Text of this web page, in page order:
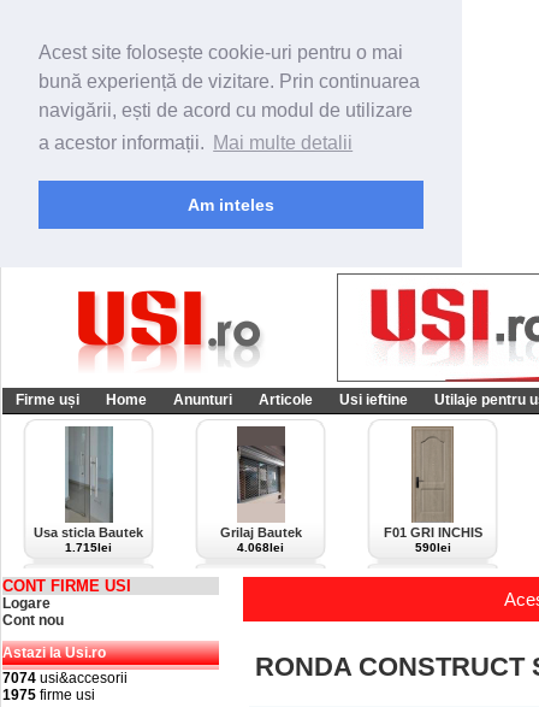
Acest site folosește cookie-uri pentru o mai
bună experiență de vizitare. Prin continuarea
navigării, ești de acord cu modul de utilizare
a acestor informații. Mai multe detalii
Am inteles
Firme uși Home Anunturi Articole Usi ieftine Utilaje pentru
Usa sticla Bautek
1.715lei
Grilaj Bautek
4.068lei
F01 GRI INCHIS
590lei
CONT FIRME USI
Logare
Cont nou
Astazi la Usi.ro
7074 usi&accesorii
1975 firme usi
RONDA CONSTRUCT